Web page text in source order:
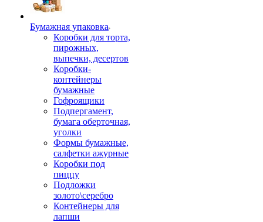
Бумажная упаковка
Коробки для торта,
пирожных,
выпечки, десертов
Коробки-
контейнеры
бумажные
Гофроящики
Подпергамент,
бумага оберточная,
уголки
Формы бумажные,
салфетки ажурные
Коробки под
пиццу
Подложки
золото\серебро
Контейнеры для
лапши